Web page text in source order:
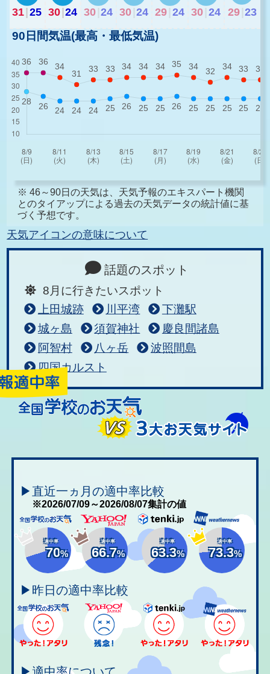
31|25 30|24 30 24 30 24 29 24 30 24 29 23
90日間気温(最高・最低気温)
※ 46～90日の天気は、天気予報のエキスパート機関
とのタイアップによる過去の天気データの統計値に基
づく予想です。
天気アイコンの意味について
話題のスポット
8月に行きたいスポット
上田城跡
川平湾
下灘駅
城ヶ島
須賀神社
慶良間諸島
阿智村
八ヶ岳
波照間島
四国カルスト
▶直近一ヵ月の適中率比較
※2026/07/09～2026/08/07集計の値
適中率
70%
適中率
66.7%
適中率
63.3%
適中率
73.3%
▶昨日の適中率比較